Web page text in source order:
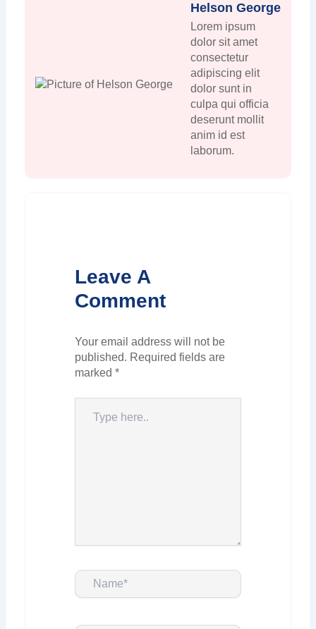
Helson George
Lorem ipsum
dolor sit amet
consectetur
adipiscing elit
dolor sunt in
culpa qui officia
deserunt mollit
anim id est
laborum.
Leave A
Comment
Your email address will not be
published. Required fields are
marked *
here..
Name*